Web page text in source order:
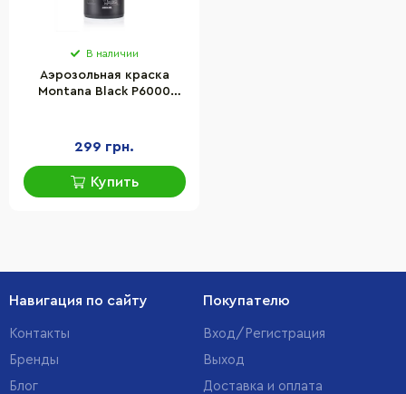
В наличии
Аэрозольная краска
Montana Black P6000
299 грн.
Купить
Навигация по сайту
Контакты
Бренды
Блог
Покупателю
Вход/Регистрация
Выход
Доставка и оплата